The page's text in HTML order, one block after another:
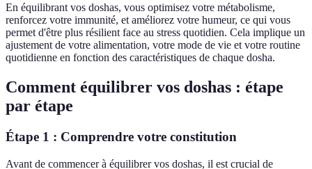
En équilibrant vos doshas, vous optimisez votre métabolisme,
renforcez votre immunité, et améliorez votre humeur, ce qui vous
permet d'être plus résilient face au stress quotidien. Cela implique un
ajustement de votre alimentation, votre mode de vie et votre routine
quotidienne en fonction des caractéristiques de chaque dosha.
Comment équilibrer vos doshas : étape
par étape
Étape 1 : Comprendre votre constitution
Avant de commencer à équilibrer vos doshas, il est crucial de